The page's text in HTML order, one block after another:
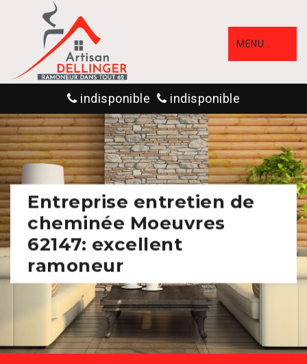
MENU
indisponible indisponible
Entreprise entretien de
cheminée Moeuvres
62147: excellent
ramoneur